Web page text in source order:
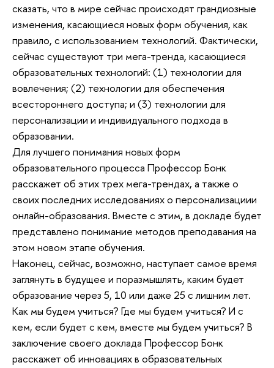
сказать, что в мире сейчас происходят грандиозные
изменения, касающиеся новых форм обучения, как
правило, с использованием технологий. Фактически,
сейчас существуют три мега-тренда, касающиеся
образовательных технологий: (1) технологии для
вовлечения; (2) технологии для обеспечения
всестороннего доступа; и (3) технологии для
персонализации и индивидуального подхода в
образовании.
Для лучшего понимания новых форм
образовательного процесса Профессор Бонк
расскажет об этих трех мега-трендах, а также о
своих последних исследованиях о персонализациии
онлайн-образования. Вместе с этим, в докладе будет
представлено понимание методов преподавания на
этом новом этапе обучения.
Наконец, сейчас, возможно, наступает самое время
заглянуть в будущее и поразмышлять, каким будет
образование через 5, 10 или даже 25 с лишним лет.
Как мы будем учиться? Где мы будем учиться? И с
кем, если будет с кем, вместе мы будем учиться? В
заключение своего доклада Профессор Бонк
расскажет об инновациях в образовательных